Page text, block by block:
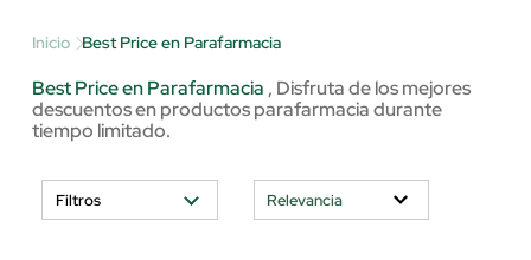
Inicio Best Price en Parafarmacia
Best Price en Parafarmacia , Disfruta de los mejores
descuentos en productos parafarmacia durante
tiempo limitado.
Filtros